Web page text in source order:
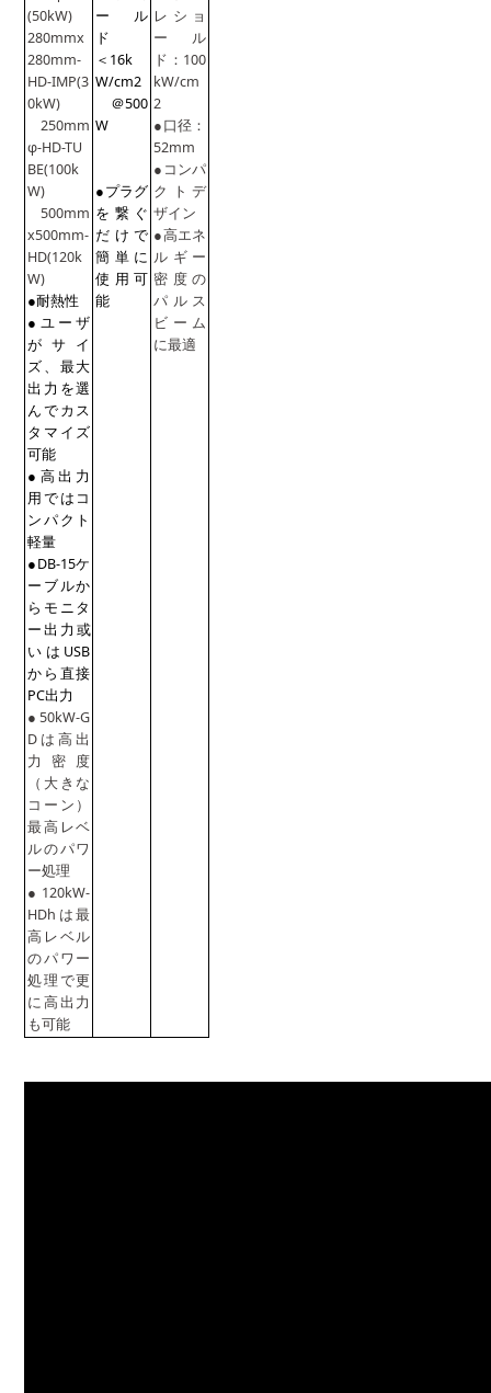
(50kW)
280mmx
280mm-
HD-IMP(3
0kW)
250mm
φ-HD-TU
BE(100k
W)
500mm
x500mm-
HD(120k
W)
●耐熱性
●ユーザ
がサイ
ズ、最大
出力を選
んでカス
タマイズ
可能
●高出力
用では コ
ンパクト
軽量
●DB-15ケ
ーブルか
らモニタ
ー出 力 或
いはUSB
から直接
PC出力
●50kW-G
Dは高出
力密度
（大きな
コーン）
最高レベ
ルのパワ
ー処理
●120kW-
HDhは最
高レベル
のパワー
処理で更
に高出力
も可能
ール
ド
＜16k
W/cm2
＠500
W
●プラグ
を繋ぐ
だけで
簡単に
使用可
能
レショ
ール
ド：100
kW/cm
2
●口径：
52mm
●コンパ
クトデ
ザイン
●高エネ
ルギー
密度の
パルス
ビーム
に最適